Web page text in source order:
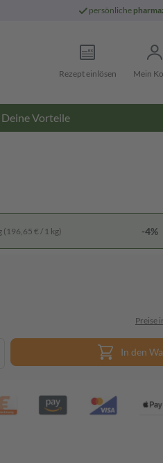
persönliche
Rezept einlösen Mein
Deine Vorteile
(196,65 € / 1 kg) -4%
Preise
In den